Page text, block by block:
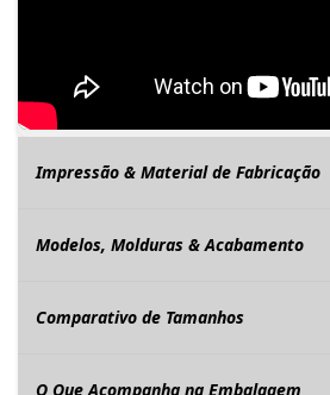
Impressão & Material de Fabricação
Modelos, Molduras & Acabamento
Comparativo de Tamanhos
O Que Acompanha na Embalagem